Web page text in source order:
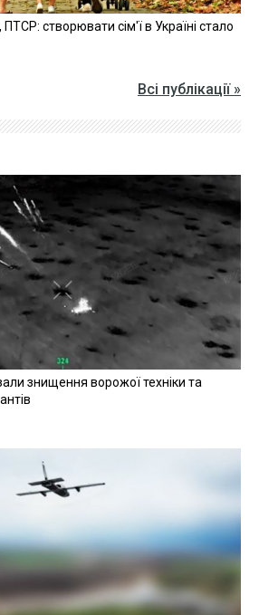
ПТСР: створювати сім'ї в Україні стало
Всі публікації »
знищення ворожої техніки та